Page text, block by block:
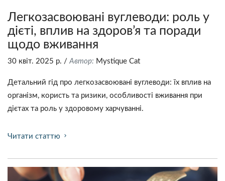
Легкозасвоювані вуглеводи: роль у
дієті, вплив на здоров’я та поради
щодо вживання
30 квіт. 2025 р. / Автор: Mystique Сat
Детальний гід про легкозасвоювані вуглеводи: їх вплив на
організм, користь та ризики, особливості вживання при
дієтах та роль у здоровому харчуванні.
Читати статтю chevron_right